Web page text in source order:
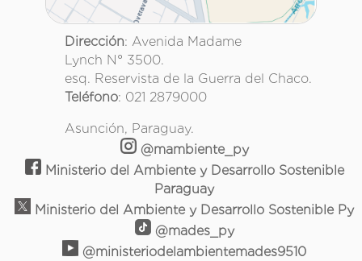
Dirección: Avenida Madame
Lynch N° 3500.
esq. Reservista de la Guerra del Chaco.
Teléfono: 021 2879000
Asunción, Paraguay.
@mambiente_py
Ministerio del Ambiente y Desarrollo Sostenible
Paraguay
Ministerio del Ambiente y Desarrollo Sostenible Py
@mades_py
@ministeriodelambientemades9510